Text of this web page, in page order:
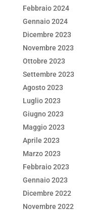
Febbraio 2024
Gennaio 2024
Dicembre 2023
Novembre 2023
Ottobre 2023
Settembre 2023
Agosto 2023
Luglio 2023
Giugno 2023
Maggio 2023
Aprile 2023
Marzo 2023
Febbraio 2023
Gennaio 2023
Dicembre 2022
Novembre 2022